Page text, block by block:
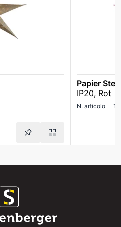
Papier
IP20, Rot
N. articolo